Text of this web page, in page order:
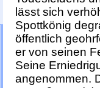
lässt sich
Spottkönig
öffentlich
er von seinen
Seine
angenommen.